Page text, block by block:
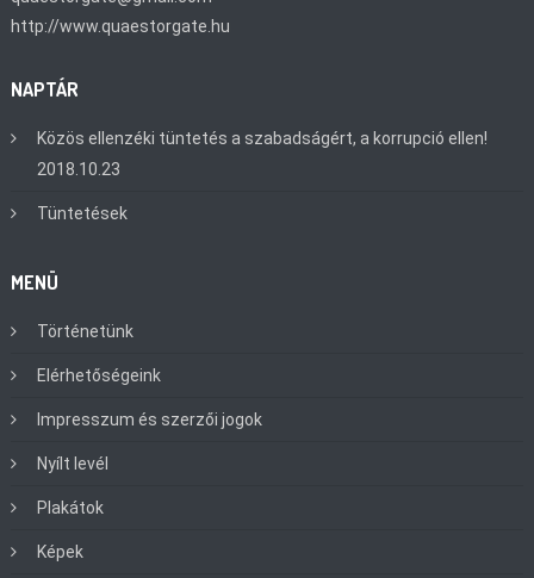
http://www.quaestorgate.hu
NAPTÁR
Közös ellenzéki tüntetés a szabadságért, a korrupció ellen!
2018.10.23
Tüntetések
MENÜ
Történetünk
Elérhetőségeink
Impresszum és szerzői jogok
Nyílt levél
Plakátok
Képek